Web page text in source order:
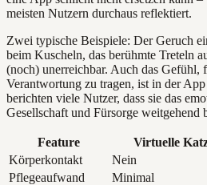
meisten Nutzern durchaus reflektiert.
Zwei typische Beispiele: Der Geruch
beim Kuscheln, das berühmte Treteln
(noch) unerreichbar. Auch das Gefühl,
Verantwortung zu tragen, ist in der
berichten viele Nutzer, dass sie das
Gesellschaft und Fürsorge weitgehend
Feature Virtuelle
Körperkontakt
Nein
Pflegeaufwand
Minimal